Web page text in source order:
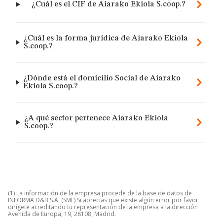
¿Cuál es el CIF de Aiarako Ekiola S.coop.?
¿Cuál es la forma jurídica de Aiarako Ekiola
S.coop.?
¿Dónde está el domicilio Social de Aiarako
Ekiola S.coop.?
¿A qué sector pertenece Aiarako Ekiola
S.coop.?
(1) La información de la empresa procede de la base de datos de
INFORMA D&B S.A. (SME) Si aprecias que existe algún error por favor
dirígete acreditando tu representación de la empresa a la dirección
Avenida de Europa, 19, 28108, Madrid.